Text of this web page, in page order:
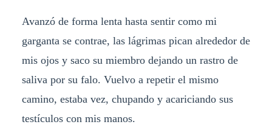
Avanzó de forma lenta hasta sentir como mi
garganta se contrae, las lágrimas pican alrededor de
mis ojos y saco su miembro dejando un rastro de
saliva por su falo. Vuelvo a repetir el mismo
camino, estaba vez, chupando y acariciando sus
testículos con mis manos.